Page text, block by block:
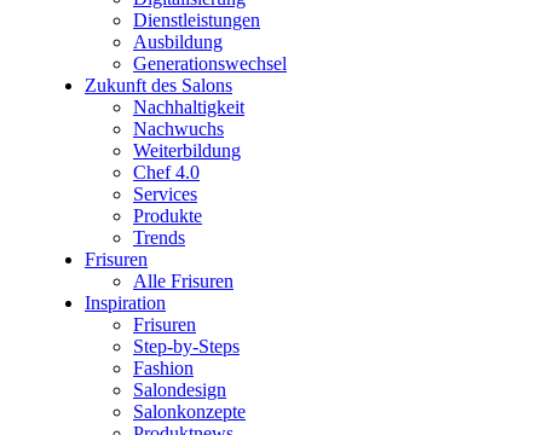
Dienstleistungen
Ausbildung
Generationswechsel
Zukunft des Salons
Nachhaltigkeit
Nachwuchs
Weiterbildung
Chef 4.0
Services
Produkte
Trends
Frisuren
Alle Frisuren
Inspiration
Frisuren
Step-by-Steps
Fashion
Salondesign
Salonkonzepte